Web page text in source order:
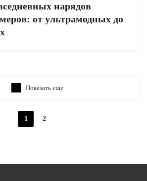
нарядов
от ультрамодных до
Показать еще
1 2